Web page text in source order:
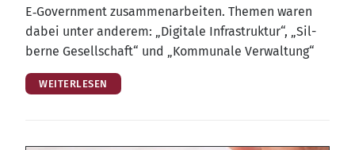
E‑Government zusam­men­ar­bei­ten. The­men waren
dabei unter ande­rem: „Digi­ta­le Infra­struk­tur“, „Sil­
ber­ne Gesell­schaft“ und „Kom­mu­na­le Verwaltung“
WEITERLESEN